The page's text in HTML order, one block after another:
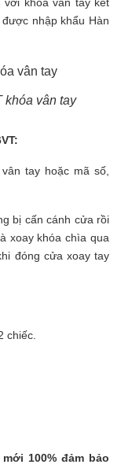
nhập khẩu Hàn
khóa vân tay
tay hoặc mã số,
bị cấn cánh cửa rồi
xoay khóa chìa qua
đóng cửa xoay tay
chiếc.
100% đảm bảo